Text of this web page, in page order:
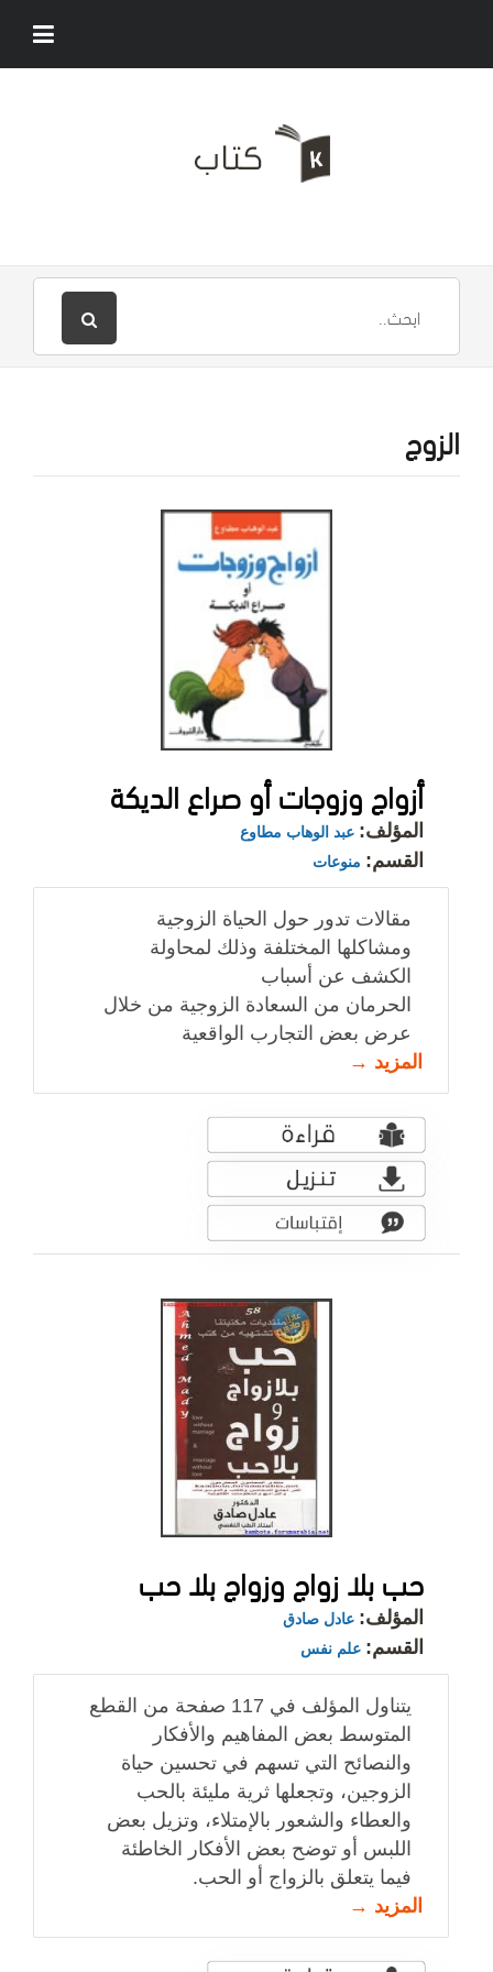
الزوج
أزواج وزوجات أو صراع الديكة
المؤلف: عبد الوهاب مطاوع
القسم: منوعات
مقالات تدور حول الحياة الزوجية
ومشاكلها المختلفة وذلك لمحاولة
الكشف عن أسباب
الحرمان من السعادة الزوجية من خلال
عرض بعض التجارب الواقعية
المزيد →
حب بلا زواج وزواج بلا حب
المؤلف: عادل صادق
القسم: علم نفس
يتناول المؤلف في 117 صفحة من القطع
المتوسط بعض المفاهيم والأفكار
والنصائح التي تسهم في تحسين حياة
الزوجين، وتجعلها ثرية مليئة بالحب
والعطاء والشعور بالإمتلاء، وتزيل بعض
اللبس أو توضح بعض الأفكار الخاطئة
فيما يتعلق بالزواج أو الحب.
المزيد →